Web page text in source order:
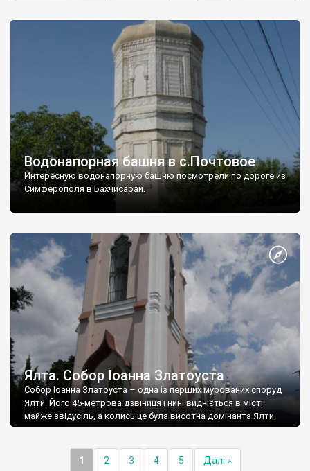
Водонапорная башня в с.Почтовое
Интересную водонапорную башню посмотрели по дороге из
Симферополя в Бахчисарай.
Ялта. Собор Іоанна Златоуста
Собор Іоанна Златоуста – одна із перших мурованих споруд
Ялти. Його 45-метрова дзвіниця і нині видніється в місті
майже звідусіль, а колись це була висотна домінанта Ялти.
1 2 3 4 5 Далі »